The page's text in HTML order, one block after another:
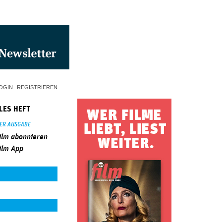
REGISTRIEREN
HEFT
AUSGABE
abonnieren
App